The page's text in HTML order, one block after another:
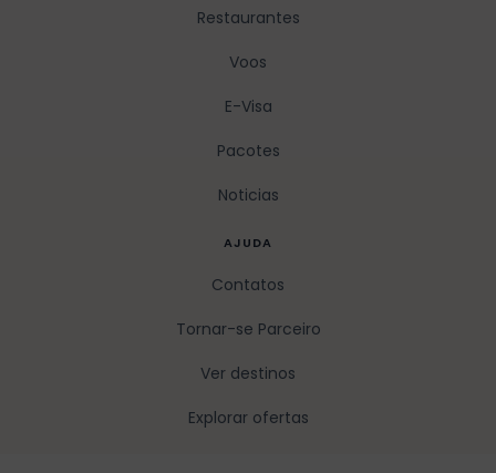
Restaurantes
Voos
E-Visa
Pacotes
Noticias
AJUDA
Contatos
Tornar-se Parceiro
Ver destinos
Explorar ofertas